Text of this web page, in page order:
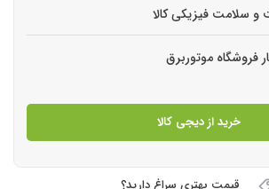
و سلامت فیزیکی کالا
فروشگاه موتوربرق
خرید از دیجی کالا
قیمت بهتری سراغ دارید؟